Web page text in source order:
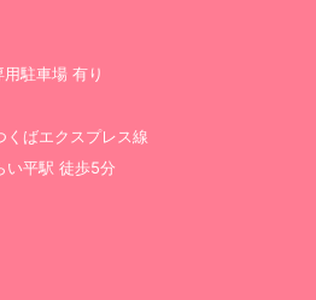
用駐車場 有り
くばエクスプレス線
い平駅 徒歩5分